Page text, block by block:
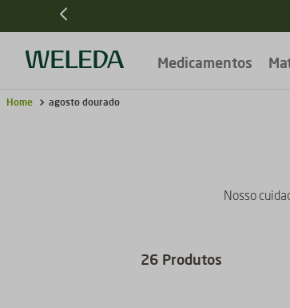
Medicamentos
agosto dourado
Nosso
26 Produtos